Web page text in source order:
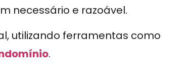
necessário e razoável.
utilizando ferramentas como
.